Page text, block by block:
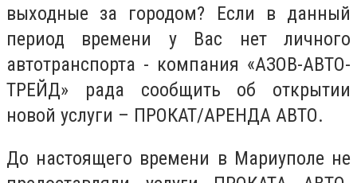
выходные за городом? Если в данный
период времени у Вас нет личного
автотранспорта - компания «АЗОВ-АВТО-
ТРЕЙД» рада сообщить об открытии
новой услуги – ПРОКАТ/АРЕНДА АВТО.
До настоящего времени в Мариуполе не